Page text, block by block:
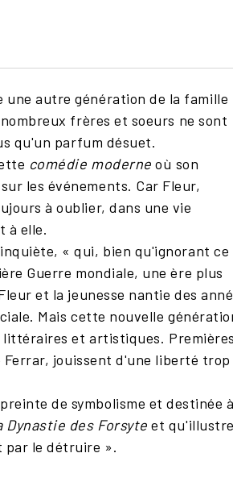
une autre génération de la famille
frères et soeurs ne sont
qu'un parfum désuet.
comédie moderne où son
les événements. Car Fleur,
à oublier, dans une vie
à elle.
« qui, bien qu'ignorant ce
Guerre mondiale, une ère plus
et la jeunesse nantie des
Mais cette nouvelle
littéraires et artistiques. Premières
Ferrar, jouissent d'une liberté trop
de symbolisme et destinée à
Dynastie des Forsyte et
par le détruire ».